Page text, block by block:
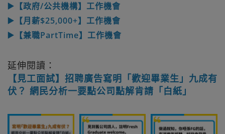
▶️【政府/公共機構】工作機會
▶️【月薪$25,000+】工作機會
▶️【兼職PartTime】工作機會
延伸閱讀：
【見工面試】招聘廣告寫明「歡迎畢業生」九成有
伏？ 網民分析一要點公司點解肯請「白紙」